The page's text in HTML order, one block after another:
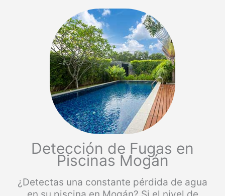
Detección de Fugas en
Piscinas Mogán
¿Detectas una constante pérdida de agua